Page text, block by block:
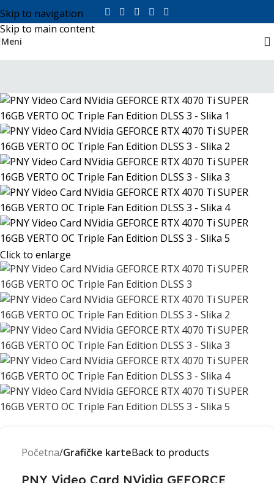
Skip to navigation
Skip to main content
Meni
Click to enlarge
Početna Grafičke karteBack to products
PNY Video Card NVidia GEFORCE